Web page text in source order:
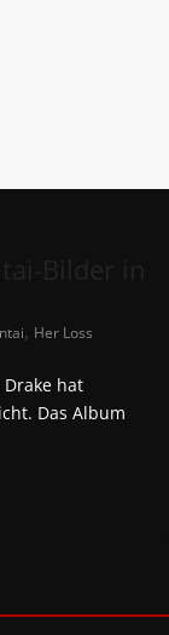
, Her Loss
hat
Das Album